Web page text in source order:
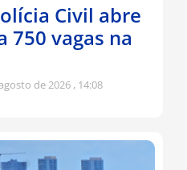
Civil abre
750 vagas na
de 2026 14:08